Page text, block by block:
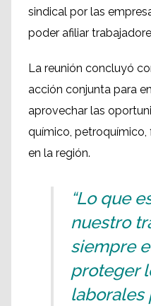
sindical por las
poder afiliar
La reunión concluyó
acción conjunta para
aprovechar las
químico,
en la región.
“Lo que
nuestro
siempre
proteger
laborales